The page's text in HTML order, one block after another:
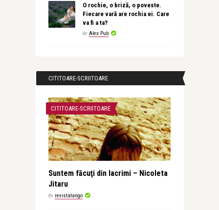
O rochie, o briză, o poveste.
Fiecare vară are rochia ei. Care
va fi a ta?
de Alex Pub
CITITOARE-SCRIITOARE
CITITOARE-SCRIITOARE
Suntem făcuţi din lacrimi – Nicoleta
Jitaru
de revistatango